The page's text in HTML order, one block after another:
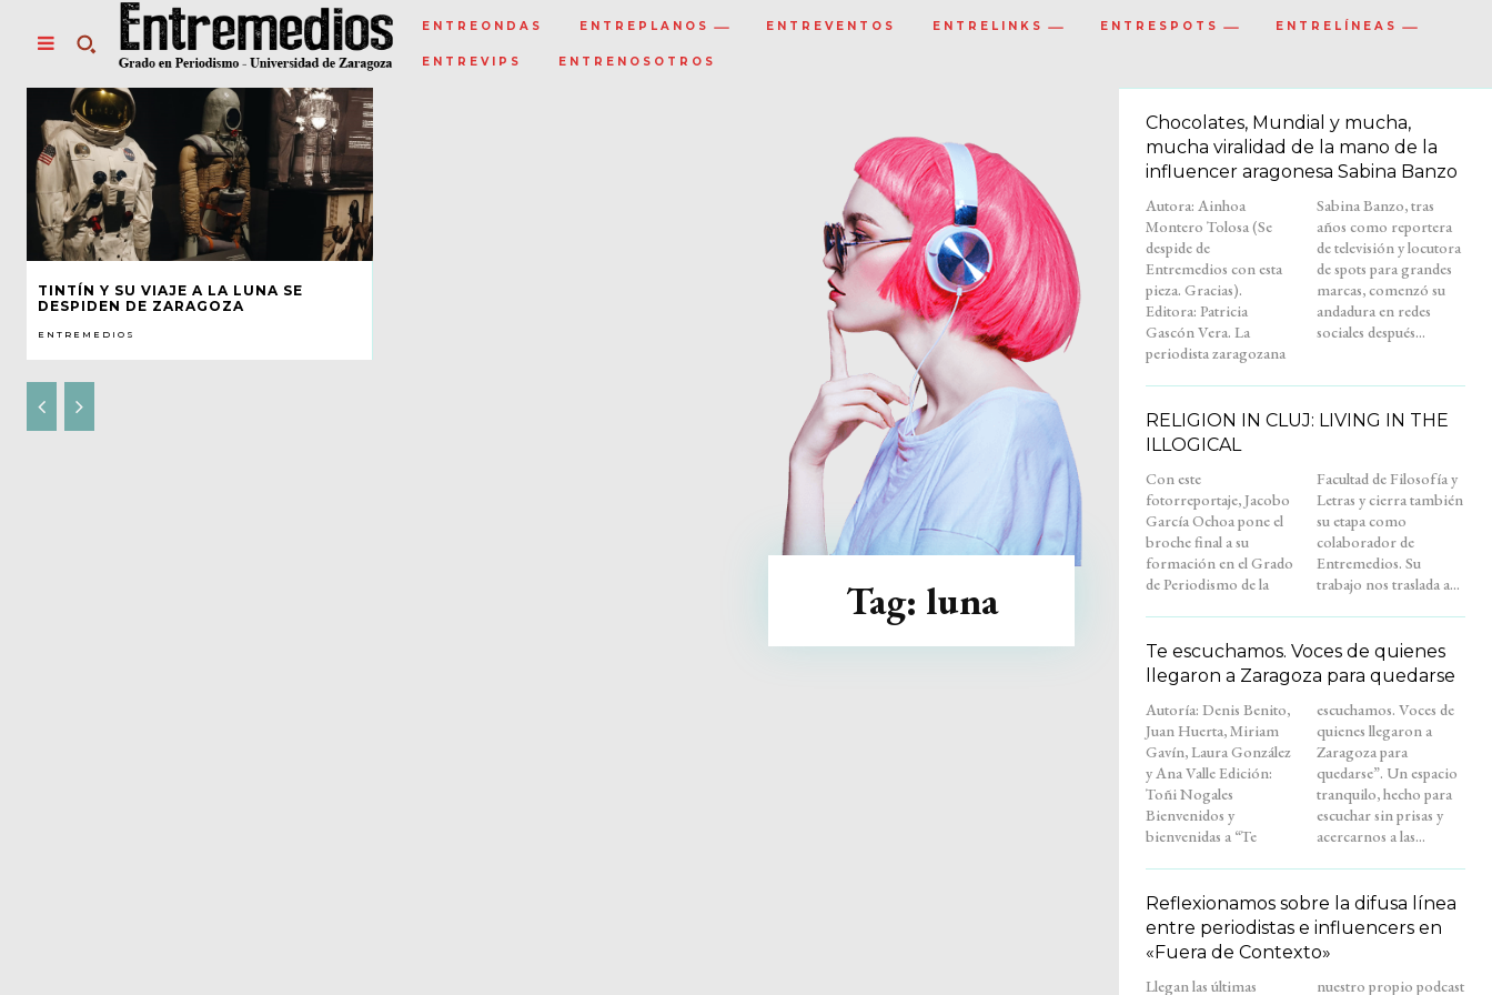
ENTREONDAS ENTREPLANOS ENTREVENTOS ENTRELINKS ENTRESPOTS ENTRELÍNEAS
ENTREVIPS ENTRENOSOTROS
TINTÍN Y SU VIAJE A LA LUNA SE
DESPIDEN DE ZARAGOZA
ENTREMEDIOS
Tag: luna
Chocolates, Mundial y mucha,
mucha viralidad de la mano de la
influencer aragonesa Sabina Banzo
Autora: Ainhoa
Montero Tolosa (Se
despide de
Entremedios con esta
pieza. Gracias).
Editora: Patricia
Gascón Vera. La
periodista zaragozana
Sabina Banzo, tras
años como reportera
de televisión y locutora
de spots para grandes
marcas, comenzó su
andadura en redes
sociales después...
RELIGION IN CLUJ: LIVING IN THE
ILLOGICAL
Con este
fotorreportaje, Jacobo
García Ochoa pone el
broche final a su
formación en el Grado
de Periodismo de la
Facultad de Filosofía y
Letras y cierra también
su etapa como
colaborador de
Entremedios. Su
trabajo nos traslada a...
Te escuchamos. Voces de quienes
llegaron a Zaragoza para quedarse
Autoría: Denis Benito,
Juan Huerta, Miriam
Gavín, Laura González
y Ana Valle Edición:
Toñi Nogales
Bienvenidos y
bienvenidas a “Te
escuchamos. Voces de
quienes llegaron a
Zaragoza para
quedarse”. Un espacio
tranquilo, hecho para
escuchar sin prisas y
acercarnos a las...
Reflexionamos sobre la difusa línea
entre periodistas e influencers en
«Fuera de Contexto»
Llegan las últimas
nuestro propio podcast